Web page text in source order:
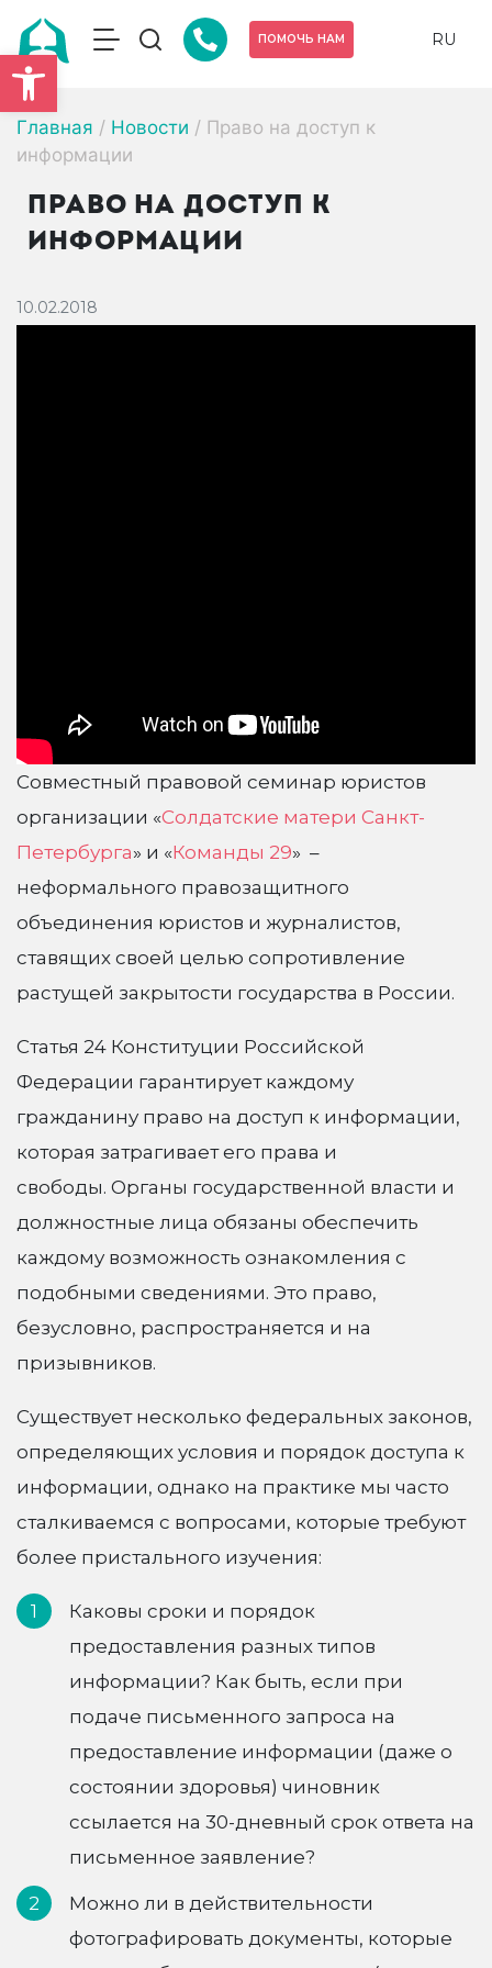
Открыть панель
ПОМОЧЬ НАМ RU
Главная / Новости / Право на доступ к
информации
ПРАВО НА ДОСТУП К
ИНФОРМАЦИИ
10.02.2018
Совместный правовой семинар юристов
организации «Солдатские матери Санкт-
Петербурга» и «Команды 29» –
неформального правозащитного
объединения юристов и журналистов,
ставящих своей целью сопротивление
растущей закрытости государства в России.
Статья 24 Конституции Российской
Федерации гарантирует каждому
гражданину право на доступ к информации,
которая затрагивает его права и
свободы. Органы государственной власти и
должностные лица обязаны обеспечить
каждому возможность ознакомления с
подобными сведениями. Это право,
безусловно, распространяется и на
призывников.
Существует несколько федеральных законов,
определяющих условия и порядок доступа к
информации, однако на практике мы часто
сталкиваемся с вопросами, которые требуют
более пристального изучения:
Каковы сроки и порядок
предоставления разных типов
информации? Как быть, если при
подаче письменного запроса на
предоставление информации (даже о
состоянии здоровья) чиновник
ссылается на 30-дневный срок ответа на
письменное заявление?
Можно ли в действительности
фотографировать документы, которые